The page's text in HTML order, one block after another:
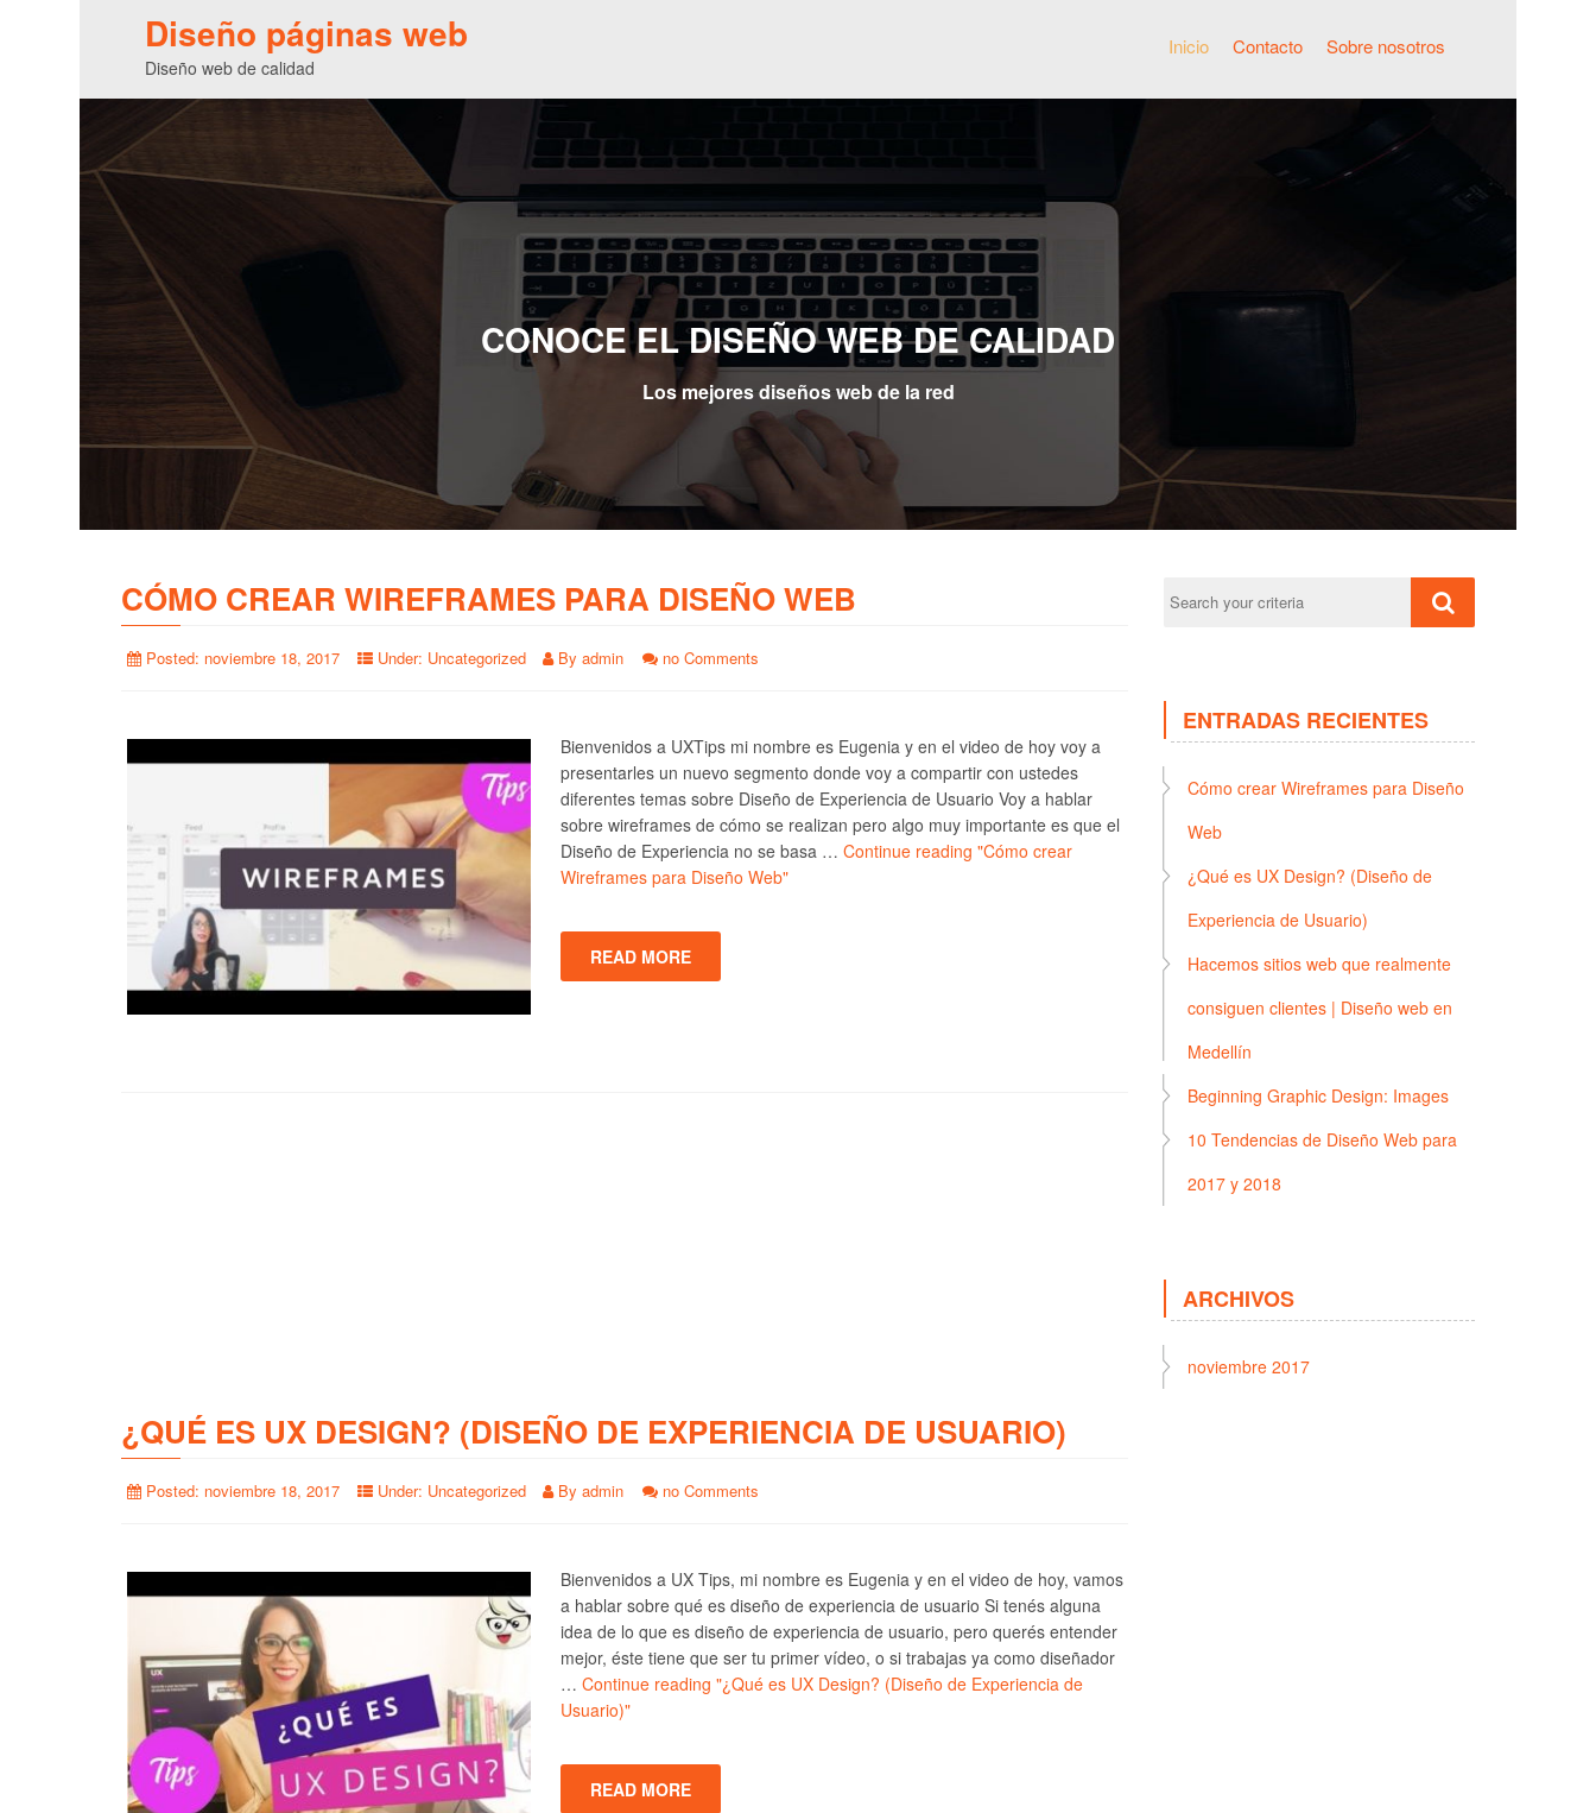
Diseño páginas web
Diseño web de calidad
Inicio Contacto Sobre nosotros
CONOCE EL DISEÑO WEB DE CALIDAD
Los mejores diseños web de la red
CÓMO CREAR WIREFRAMES PARA DISEÑO WEB
Posted: noviembre 18, 2017 Under: Uncategorized By admin no Comments
Bienvenidos a UXTips mi nombre es Eugenia y en el video de hoy voy a
presentarles un nuevo segmento donde voy a compartir con ustedes
diferentes temas sobre Diseño de Experiencia de Usuario Voy a hablar
sobre wireframes de cómo se realizan pero algo muy importante es que el
Diseño de Experiencia no se basa … Continue reading "Cómo crear
Wireframes para Diseño Web"
READ MORE
¿QUÉ ES UX DESIGN? (DISEÑO DE EXPERIENCIA DE USUARIO)
Posted: noviembre 18, 2017 Under: Uncategorized By admin no Comments
Bienvenidos a UX Tips, mi nombre es Eugenia y en el video de hoy, vamos
a hablar sobre qué es diseño de experiencia de usuario Si tenés alguna
idea de lo que es diseño de experiencia de usuario, pero querés entender
mejor, éste tiene que ser tu primer vídeo, o si trabajas ya como diseñador
… Continue reading "¿Qué es UX Design? (Diseño de Experiencia de
Usuario)"
READ MORE
ENTRADAS RECIENTES
Cómo crear Wireframes para Diseño
Web
¿Qué es UX Design? (Diseño de
Experiencia de Usuario)
Hacemos sitios web que realmente
consiguen clientes | Diseño web en
Medellín
Beginning Graphic Design: Images
10 Tendencias de Diseño Web para
2017 y 2018
ARCHIVOS
noviembre 2017